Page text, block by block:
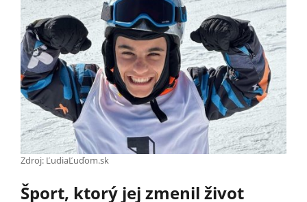
Zdroj: ĽudiaĽuďom.sk
Šport, ktorý jej zmenil život